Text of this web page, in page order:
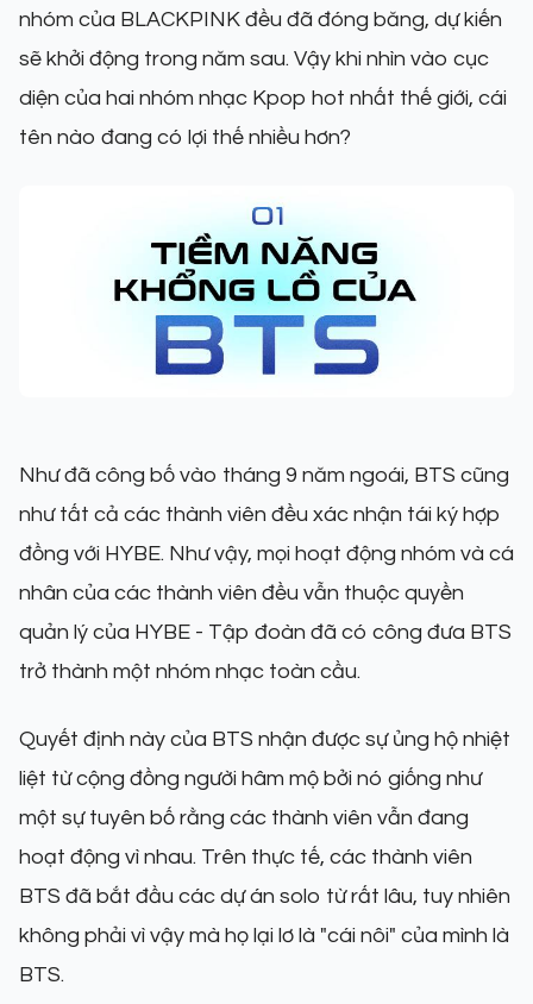
nhóm của BLACKPINK đều đã đóng băng, dự kiến
sẽ khởi động trong năm sau. Vậy khi nhìn vào cục
diện của hai nhóm nhạc Kpop hot nhất thế giới, cái
tên nào đang có lợi thế nhiều hơn?
Như đã công bố vào tháng 9 năm ngoái, BTS cũng
như tất cả các thành viên đều xác nhận tái ký hợp
đồng với HYBE. Như vậy, mọi hoạt động nhóm và cá
nhân của các thành viên đều vẫn thuộc quyền
quản lý của HYBE - Tập đoàn đã có công đưa BTS
trở thành một nhóm nhạc toàn cầu.
Quyết định này của BTS nhận được sự ủng hộ nhiệt
liệt từ cộng đồng người hâm mộ bởi nó giống như
một sự tuyên bố rằng các thành viên vẫn đang
hoạt động vì nhau. Trên thực tế, các thành viên
BTS đã bắt đầu các dự án solo từ rất lâu, tuy nhiên
không phải vì vậy mà họ lại lơ là "cái nôi" của mình là
BTS.